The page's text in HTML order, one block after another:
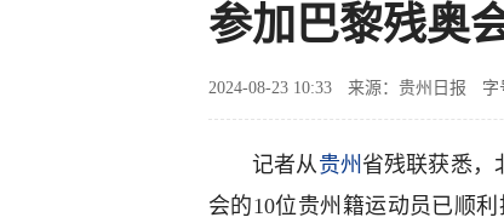
参加巴黎残奥
2024-08-23 10:33 来源：贵州日报 字
记者从贵州 省残联获悉，
会的10位贵州籍运动员已顺